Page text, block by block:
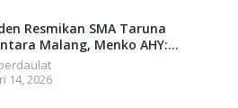
Resmikan SMA Taruna
Malang, Menko AHY:
SDM Unggul, Menuju
Emas 2045
14, 2026